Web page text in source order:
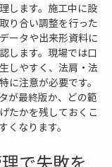
します。施工中に設
り合い調整を行った
ータや出来形資料に
します。現場では口
しやすく、法肩・法
に注意が必要です。
が最終版か、どの範
たかを残しておくこ
くなります。